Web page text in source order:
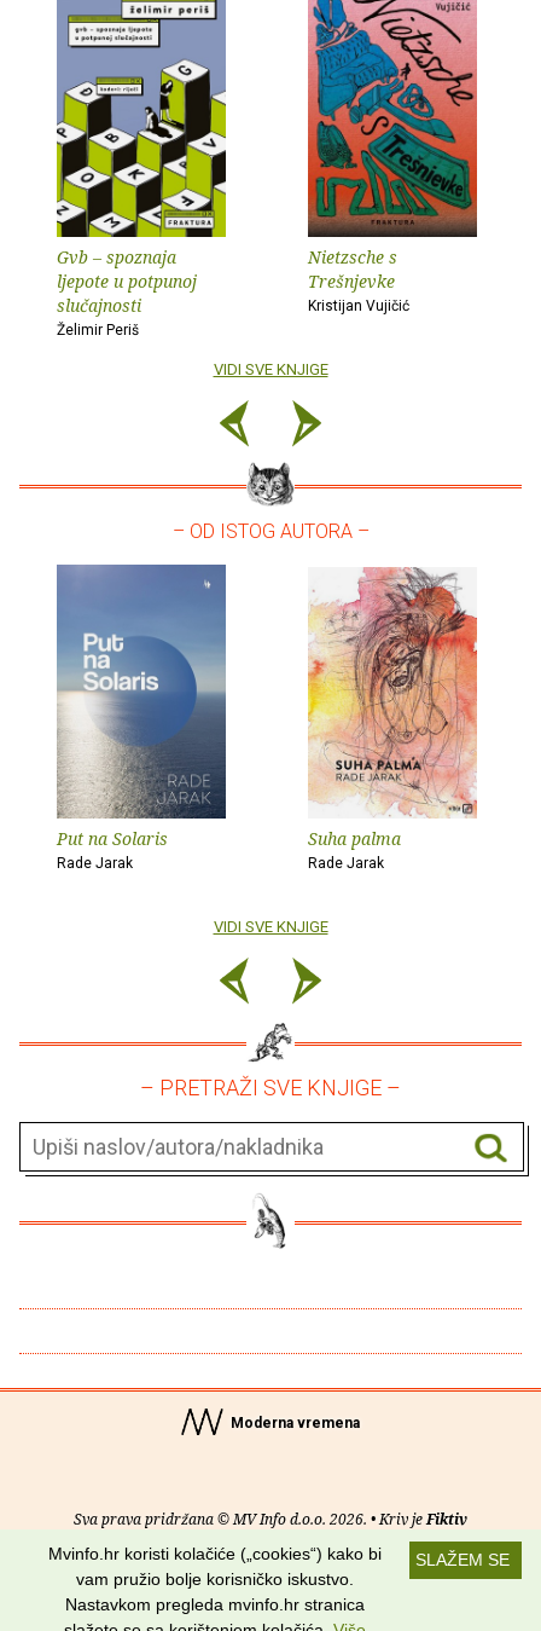
Gvb – spoznaja
ljepote u potpunoj
slučajnosti
Želimir Periš
Nietzsche s
Trešnjevke
Kristijan Vujičić
VIDI SVE KNJIGE
– OD ISTOG AUTORA –
Put na Solaris
Rade Jarak
Suha palma
Rade Jarak
VIDI SVE KNJIGE
– PRETRAŽI SVE KNJIGE –
Moderna vremena
Sva prava pridržana © MV Info d.o.o. 2026. • Kriv jeFiktiv
O nama• Pomoć• Uvjeti korištenja•RSS kanali
Potraži nas na:
SLAŽEM SE
Mvinfo.hr koristi kolačiće („cookies“) kako bi
vam pružio bolje korisničko iskustvo.
Nastavkom pregleda mvinfo.hr stranica